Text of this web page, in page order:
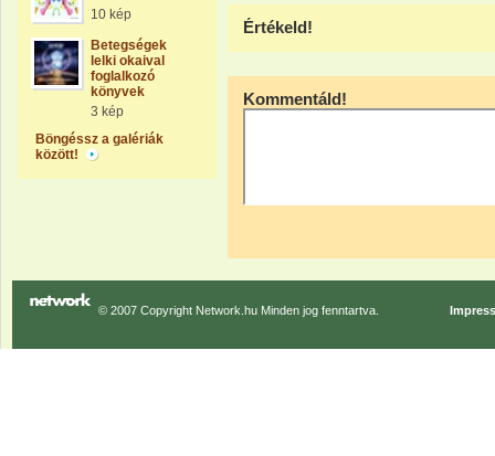
10 kép
Betegségek
lelki okaival
foglalkozó
könyvek
3 kép
Böngéssz a galériák
között!
Értékeld!
Kommentáld!
© 2007 Copyright Network.hu Minden jog fenntartva.